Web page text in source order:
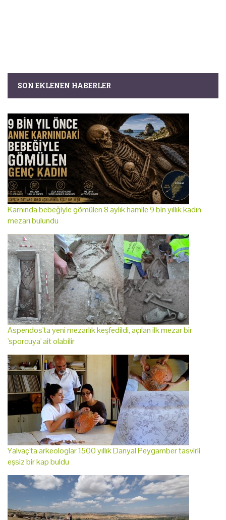
SON EKLENEN HABERLER
Karnında bebeğiyle gömülen 8 aylık hamile 9 bin yıllık kadın
mezarı bulundu
Aspendos'ta yeni mezarlık keşfedildi, açılan ilk mezar bir
'sporcuya' ait olabilir
Yalvaç'ta arkeologlar 1500 yıllık Danyal Peygamber tasvirli
eşsiz bir kap buldu